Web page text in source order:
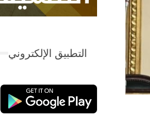
التطبيق الإلكتروني